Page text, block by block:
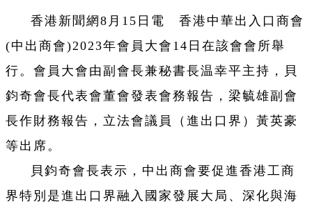
香港新聞網8月15日電 香港中華出入口商會
(中出商會)2023年會員大會14日在該會會所舉
行。會員大會由副會長兼秘書長温幸平主持，貝
鈞奇會長代表會董會發表會務報告，梁毓雄副會
長作財務報告，立法會議員（進出口界）黃英豪
等出席。
貝鈞奇會長表示，中出商會要促進香港工商
界特別是進出口界融入國家發展大局、深化與海